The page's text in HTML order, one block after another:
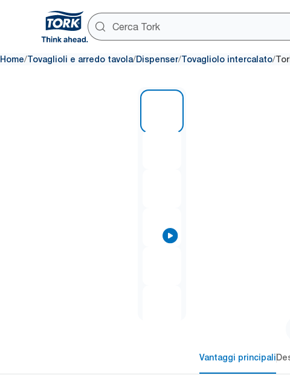
Home/Tovaglioli e arredo tavola/Dispenser/Tovagliolo intercalato/
Vantaggi principali